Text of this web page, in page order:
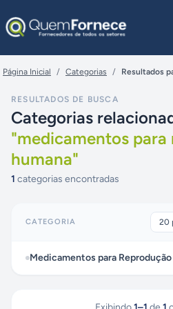
Página Inicial / Categorias / Resultados
RESULTADOS DE BUSCA
Categorias
"medicamentos para
humana"
1 categorias encontradas
CATEGORIA